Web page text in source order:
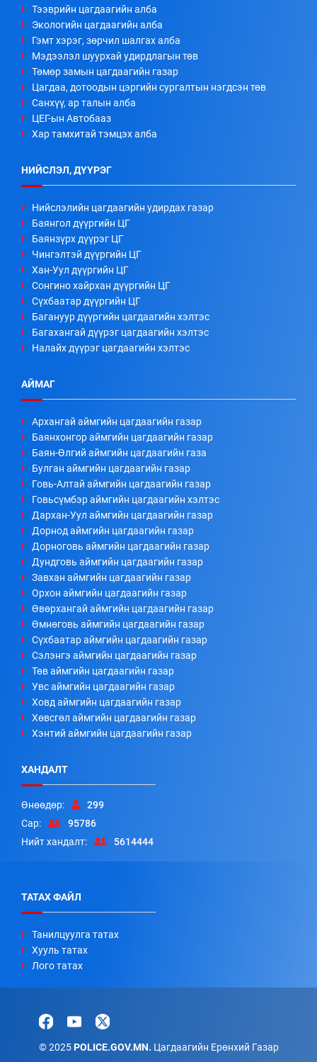
Тээврийн цагдаагийн алба
Экологийн цагдаагийн алба
Гэмт хэрэг, зөрчил шалгах алба
Мэдээлэл шуурхай удирдлагын төв
Төмөр замын цагдаагийн газар
Цагдаа, дотоодын цэргийн сургалтын нэгдсэн төв
Санхүү, ар талын алба
ЦЕГ-ын Автобааз
Хар тамхитай тэмцэх алба
НИЙСЛЭЛ, ДҮҮРЭГ
Нийслэлийн цагдаагийн удирдах газар
Баянгол дүүргийн ЦГ
Баянзүрх дүүрэг ЦГ
Чингэлтэй дүүргийн ЦГ
Хан-Уул дүүргийн ЦГ
Сонгино хайрхан дүүргийн ЦГ
Сүхбаатар дүүргийн ЦГ
Багануур дүүргийн цагдаагийн хэлтэс
Багахангай дүүрэг цагдаагийн хэлтэс
Налайх дүүрэг цагдаагийн хэлтэс
АЙМАГ
Архангай аймгийн цагдаагийн газар
Баянхонгор аймгийн цагдаагийн газар
Баян-Өлгий аймгийн цагдаагийн газа
Булган аймгийн цагдаагийн газар
Говь-Алтай аймгийн цагдаагийн газар
Говьсүмбэр аймгийн цагдаагийн хэлтэс
Дархан-Уул аймгийн цагдаагийн газар
Дорнод аймгийн цагдаагийн газар
Дорноговь аймгийн цагдаагийн газар
Дундговь аймгийн цагдаагийн газар
Завхан аймгийн цагдаагийн газар
Орхон аймгийн цагдаагийн газар
Өвөрхангай аймгийн цагдаагийн газар
Өмнөговь аймгийн цагдаагийн газар
Сүхбаатар аймгийн цагдаагийн газар
Сэлэнгэ аймгийн цагдаагийн газар
Төв аймгийн цагдаагийн газар
Увс аймгийн цагдаагийн газар
Ховд аймгийн цагдаагийн газар
Хөвсгөл аймгийн цагдаагийн газар
Хэнтий аймгийн цагдаагийн газар
ХАНДАЛТ
Өнөөдөр:
299
Сар:
95786
Нийт хандалт:
5614444
ТАТАХ ФАЙЛ
Танилцуулга татах
Хууль татах
Лого татах
© 2025POLICE.GOV.MN. Цагдаагийн Ерөнхий Газар